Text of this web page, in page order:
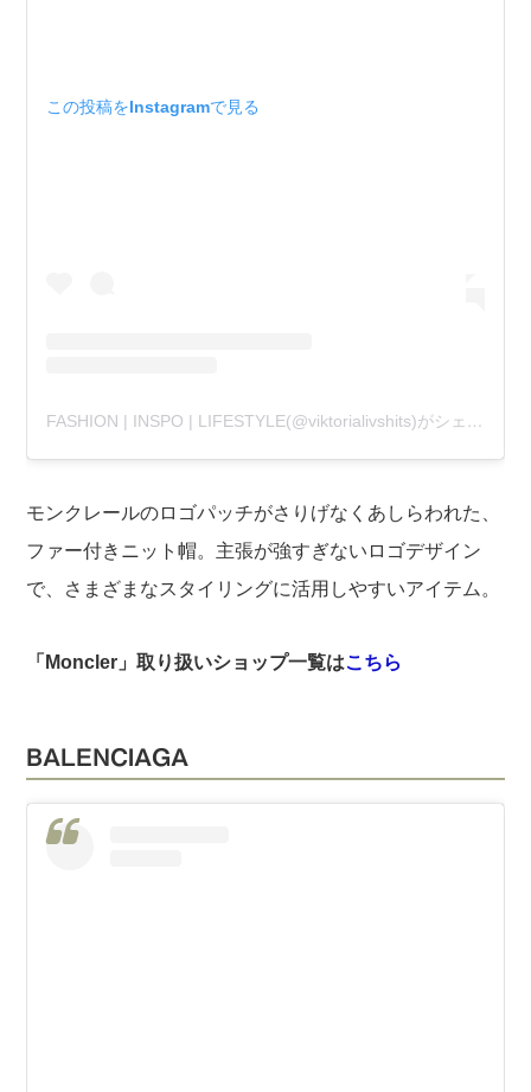
この投稿をInstagramで見る
FASHION | INSPO | LIFESTYLE(@viktorialivshits)がシェアした投稿
モンクレールのロゴパッチがさりげなくあしらわれた、
ファー付きニット帽。主張が強すぎないロゴデザイン
で、さまざまなスタイリングに活用しやすいアイテム。
「Moncler」取り扱いショップ一覧はこちら
BALENCIAGA